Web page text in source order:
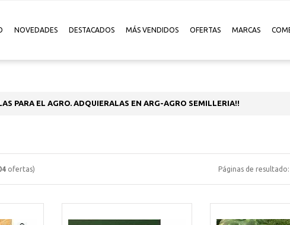
NOVEDADES DESTACADOS MÁS VENDIDOS OFERTAS MARCAS
PARA EL AGRO. ADQUIERALAS EN ARG-AGRO SEMILLERIA!!
ofertas) Páginas de resultado: